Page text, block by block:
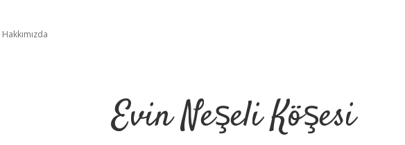
Hakkımızda
Evin Neşeli Köşesi